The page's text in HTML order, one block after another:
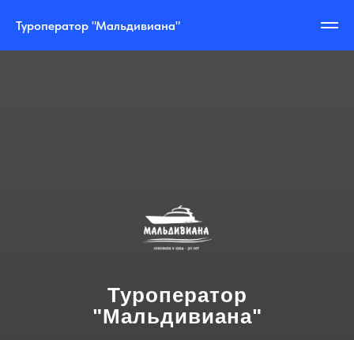
Туроператор "Мальдивиана"
Туроператор
"Мальдивиана"